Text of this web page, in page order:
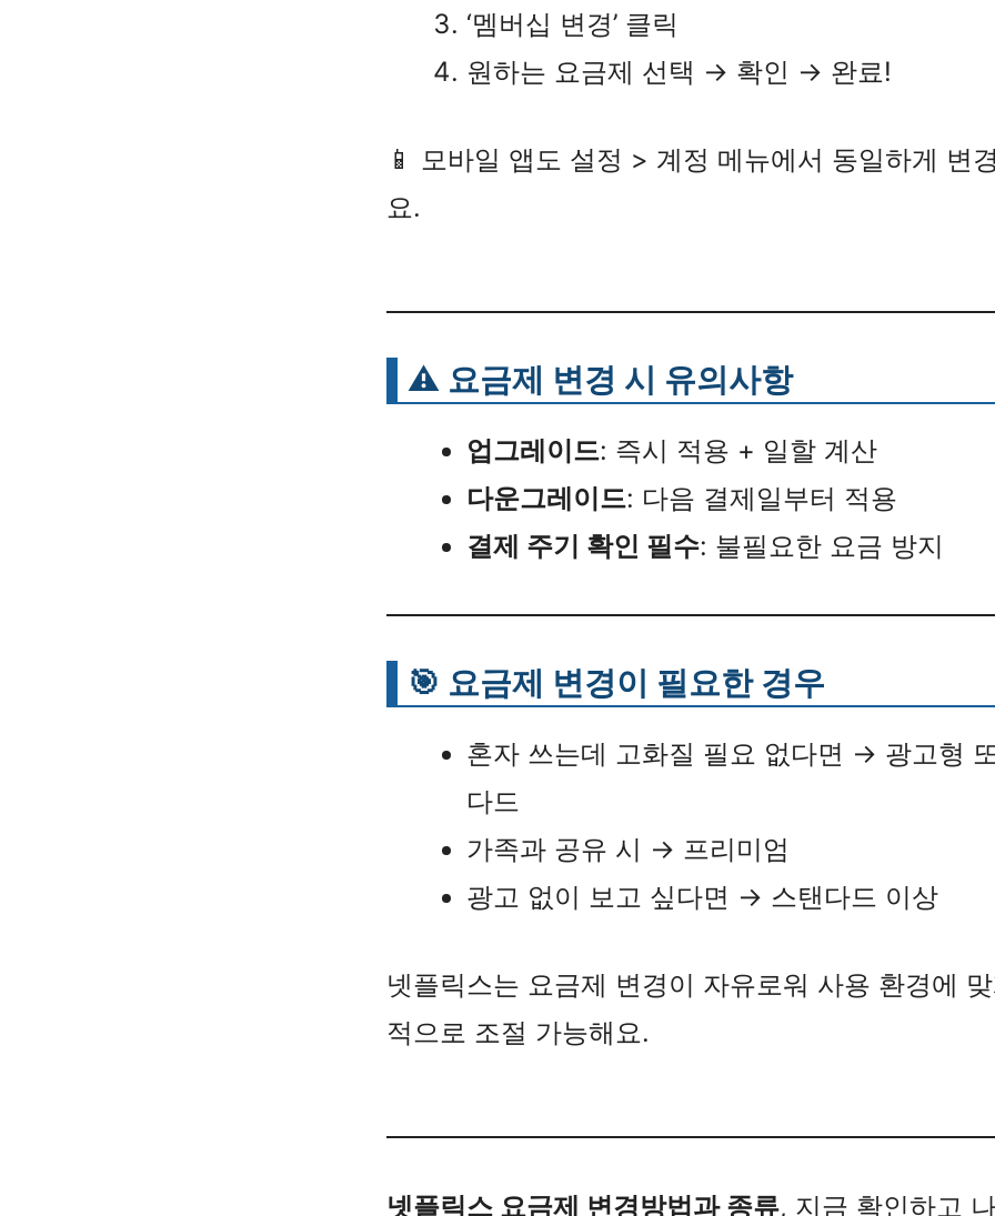
‘멤버십 변경’ 클릭
원하는 요금제 선택 → 확인 → 완료!
📱 모바일 앱도 설정 > 계정 메뉴에서 동일하게 변
요.
⚠️ 요금제 변경 시 유의사항
업그레이드: 즉시 적용 + 일할 계산
다운그레이드: 다음 결제일부터 적용
결제 주기 확인 필수: 불필요한 요금 방지
🎯 요금제 변경이 필요한 경우
혼자 쓰는데 고화질 필요 없다면 → 광고형
다드
가족과 공유 시 → 프리미엄
광고 없이 보고 싶다면 → 스탠다드 이상
넷플릭스는 요금제 변경이 자유로워 사용 환경에
적으로 조절 가능해요.
넷플릭스 요금제 변경방법과 종류, 지금 확인하고